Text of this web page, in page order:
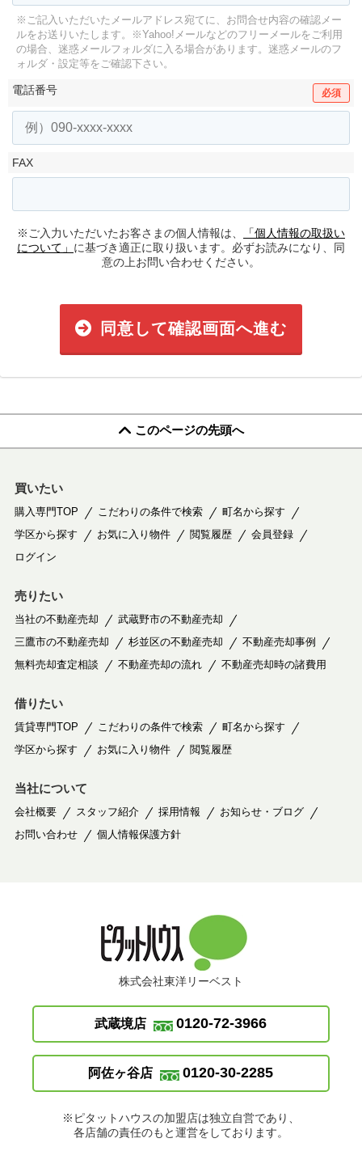
※ご記入いただいたメールアドレス宛てに、お問合せ内容の確認メー
ルをお送りいたします。
※Yahoo!メールなどのフリーメールをご利用
の場合、迷惑メールフォルダに入る場合があります。 迷惑メールのフ
ォルダ・設定等をご確認下さい。
電話番号 必須
FAX
※ご入力いただいたお客さまの個人情報は、
「個人情報の取扱い
について」 に基づき適正に取り扱います。必ずお読みになり、同
意の上お問い合わせください。
同意して確認画面へ進む
このページの先頭へ
買いたい
購入専門TOP こだわりの条件で検索
町名から探す
学区から探す
お気に入り物件 閲覧履歴
会員登録
ログイン
売りたい
当社の不動産売却
武蔵野市の不動産売却
三鷹市の不動産売却
杉並区の不動産売却
不動産売却事例
無料売却査定相談
不動産売却の流れ 不動産売却時の諸費用
借りたい
賃貸専門TOP こだわりの条件で検索
町名から探す
学区から探す
お気に入り物件 閲覧履歴
当社について
会社概要 スタッフ紹介 採用情報
お知らせ・ブログ
お問い合わせ
個人情報保護方針
株式会社東洋リーベスト
武蔵境店 0120-72-3966
阿佐ヶ谷店 0120-30-2285
※ピタットハウスの加盟店は独立自営であり、
各店舗の責任のもと運営をしております。